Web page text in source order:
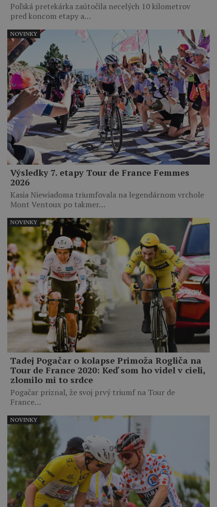
Poľská pretekárka zaútočila necelých 10 kilometrov
pred koncom etapy a…
Výsledky 7. etapy Tour de France Femmes
2026
Kasia Niewiadoma triumfovala na legendárnom vrchole
Mont Ventoux po takmer…
NOVINKY
Tadej Pogačar o kolapse Primoža Rogliča na
Tour de France 2020: Keď som ho videl v cieli,
zlomilo mi to srdce
Pogačar priznal, že svoj prvý triumf na Tour de
France…
NOVINKY
NOVINKY